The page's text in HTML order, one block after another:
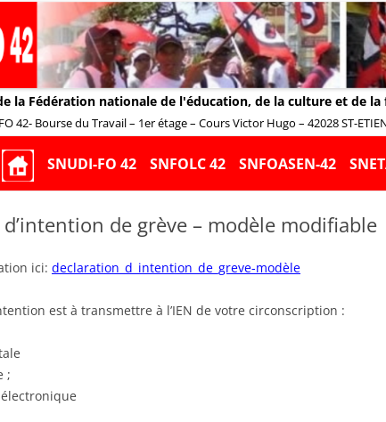
la Fédération nationale de l'éducation, de la culture et de
42- Bourse du Travail – 1er étage – Cours Victor Hugo – 42028 ST-
Aller
contenu
SNUDI-FO 42 SNFOLC 42 SNFOASEN-42
de grève – modèle modifiable
ici: declaration_d_intention_de_greve-modèle
est à transmettre à l’IEN de votre circonscription :
;